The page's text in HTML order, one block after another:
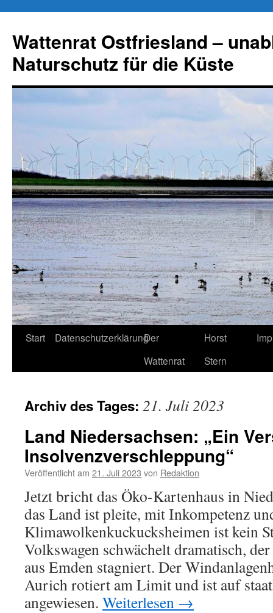
springen
Wattenrat Ostfriesland –
Naturschutz für die Küste
Start DatenschutzerklärungDer
Wattenrat
Horst
Stern
Archiv des Tages: 21. Juli 2023
Land Niedersachsen: „Ein
Insolvenzverschleppung“
Veröffentlicht am 21. Juli 2023 von Redaktion
Jetzt bricht das Öko-Kartenhaus in
das Land ist pleite, mit Inkompetenz
Klimawolkenkuckucksheimen ist kein
Volkswagen schwächelt dramatisch,
aus Emden stagniert. Der
Aurich rotiert am Limit und ist auf
angewiesen. Weiterlesen →